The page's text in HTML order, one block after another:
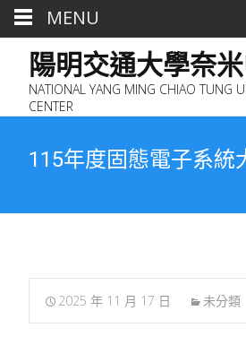
陽明交通大學奈
NATIONAL YANG MING CHIAO TUNG
CENTER
115年度固態電子系統
2025 年 11 月 17 日 未分類
MENU